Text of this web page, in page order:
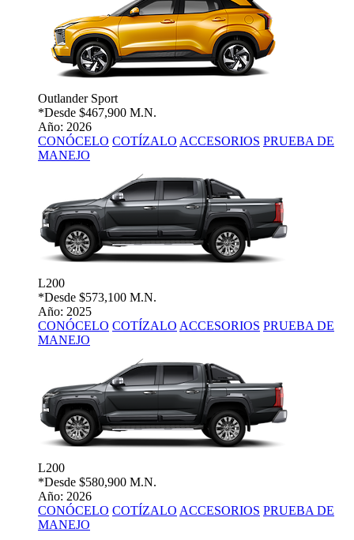
Outlander Sport
*Desde $467,900 M.N.
Año: 2026
CONÓCELO COTÍZALO ACCESORIOS PRUEBA DE
MANEJO
L200
*Desde $573,100 M.N.
Año: 2025
CONÓCELO COTÍZALO ACCESORIOS PRUEBA DE
MANEJO
L200
*Desde $580,900 M.N.
Año: 2026
CONÓCELO COTÍZALO ACCESORIOS PRUEBA DE
MANEJO